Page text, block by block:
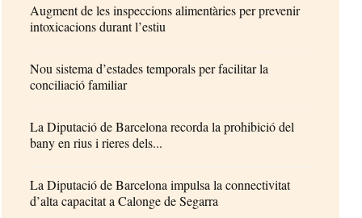
Augment de les inspeccions alimentàries per prevenir
intoxicacions durant l’estiu
Nou sistema d’estades temporals per facilitar la
conciliació familiar
La Diputació de Barcelona recorda la prohibició del
bany en rius i rieres dels...
La Diputació de Barcelona impulsa la connectivitat
d’alta capacitat a Calonge de Segarra